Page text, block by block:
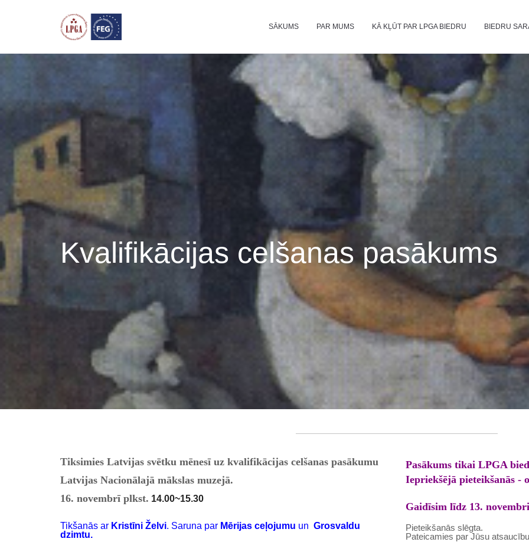
SĀKUMS PAR MUMS KĀ KĻŪT PAR LPGA BIEDRU BIEDRU
Kvalifikācijas celšanas pasākums
Tiksimies Latvijas svētku mēnesī uz kvalifikācijas celšanas pasākumu
Latvijas Nacionālajā mākslas muzejā.
16. novembrī plkst. 14.00~15.30
Tikšanās ar Kristīni Želvi. Saruna par Mērijas ceļojumu un Grosvaldu
dzimtu.
Pasākums tikai LPGA
Iepriekšējā pieteikšanās -
Gaidīsim līdz 13.
Pieteikšanās slēgta.
Pateicamies par Jūsu